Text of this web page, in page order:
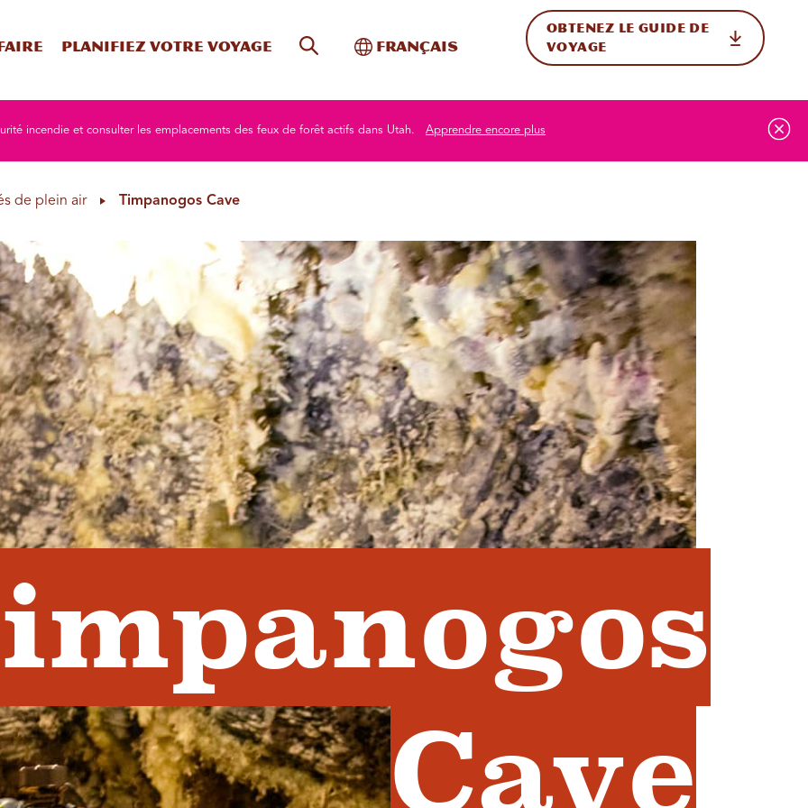
Planifiez votre voyage Recherche sur le site
Basculer vers l'international
Français
OBTENEZ LE GUIDE DE
VOYAGE
incendie et consulter les emplacements des feux de forêt actifs dans Utah. Apprendre encore plus
de plein air Timpanogos Cave
Cave